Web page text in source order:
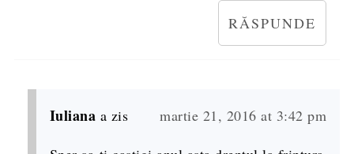
RĂSPUNDE
Iuliana a zis martie 21, 2016 at 3:42 pm